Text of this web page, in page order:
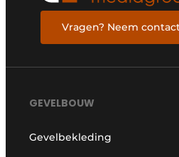
Vragen? Neem
GEVELBOUW
Gevelbekleding